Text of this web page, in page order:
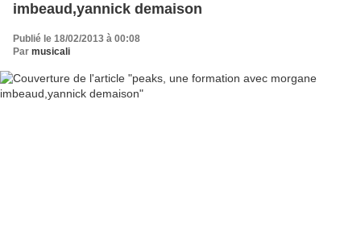
imbeaud,yannick demaison
Publié le 18/02/2013 à 00:08
Par musicali